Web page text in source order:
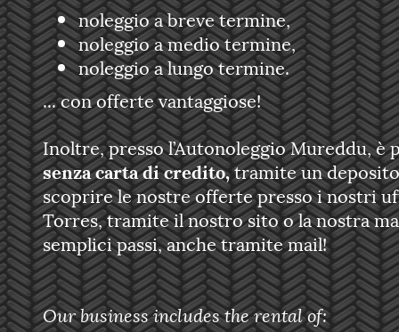
noleggio a breve termine,
noleggio a medio termine,
noleggio a lungo termine.
... con offerte vantaggiose!
Inoltre, presso l’Autonoleggio Mureddu,
senza carta di credito,tramite un
scoprire le nostre offerte presso i nostri
Torres, tramite il nostro sito o la nostra
semplici passi, anche tramite mail!
Our business includes the rental of: